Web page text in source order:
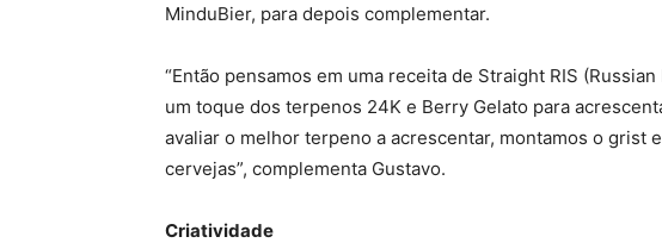
MinduBier, para depois complementar.
“Então pensamos em uma receita de Straight RIS
um toque dos terpenos 24K e Berry Gelato para
avaliar o melhor terpeno a acrescentar, montamos o
cervejas”, complementa Gustavo.
Criatividade